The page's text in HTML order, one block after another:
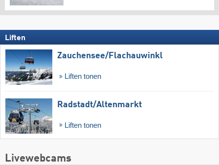
Liften
Zauchensee/​Flachauwinkl
Liften tonen
Radstadt/​Altenmarkt
Liften tonen
Livewebcams